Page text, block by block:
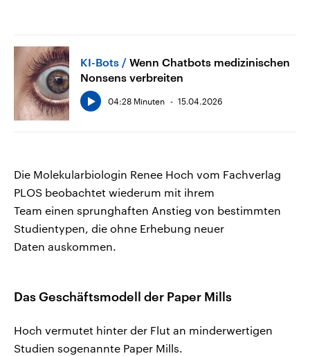
KI-Bots
Wenn Chatbots medizinischen
Nonsens verbreiten
04:28 Minuten 15.04.2026
Die Molekularbiologin Renee Hoch vom Fachverlag
PLOS beobachtet wiederum mit ihrem
Team einen sprunghaften Anstieg von bestimmten
Studientypen, die ohne Erhebung neuer
Daten auskommen.
Das Geschäftsmodell der Paper Mills
Hoch vermutet hinter der Flut an minderwertigen
Studien sogenannte Paper Mills.